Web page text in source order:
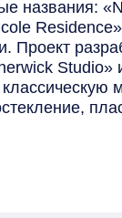
названия:
Проект
Studio»